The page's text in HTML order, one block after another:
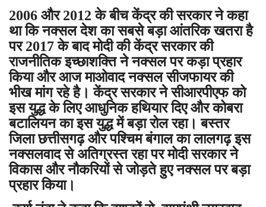
2006 और 2012 के बीच केंद्र की सरकार ने कहा
था कि नक्सल देश का सबसे बड़ा आंतरिक खतरा है
पर 2017 के बाद मोदी की केंद्र सरकार की
राजनीतिक इच्छाशक्ति ने नक्सल पर कड़ा प्रहार
किया और आज माओवाद नक्सल सीजफायर की
भीख मांग रहे है। केंद्र सरकार ने सीआरपीएफ को
इस युद्ध के लिए आधुनिक हथियार दिए और कोबरा
बटालियन का इस युद्ध में बड़ा रोल रहा। बस्तर
जिला छत्तीसगढ़ और पश्चिम बंगाल का लालगढ़ इस
नक्सलवाद से अतिग्रस्त रहा पर मोदी सरकार ने
विकास और नौकरियों से जोड़ते हुए नक्सल पर बड़ा
प्रहार किया।